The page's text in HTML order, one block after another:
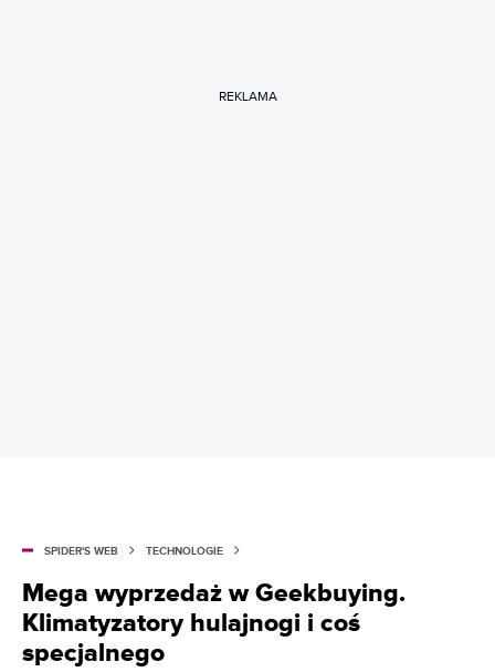
REKLAMA
SPIDER'S WEB TECHNOLOGIE
Mega wyprzedaż w Geekbuying.
Klimatyzatory hulajnogi i coś
specjalnego